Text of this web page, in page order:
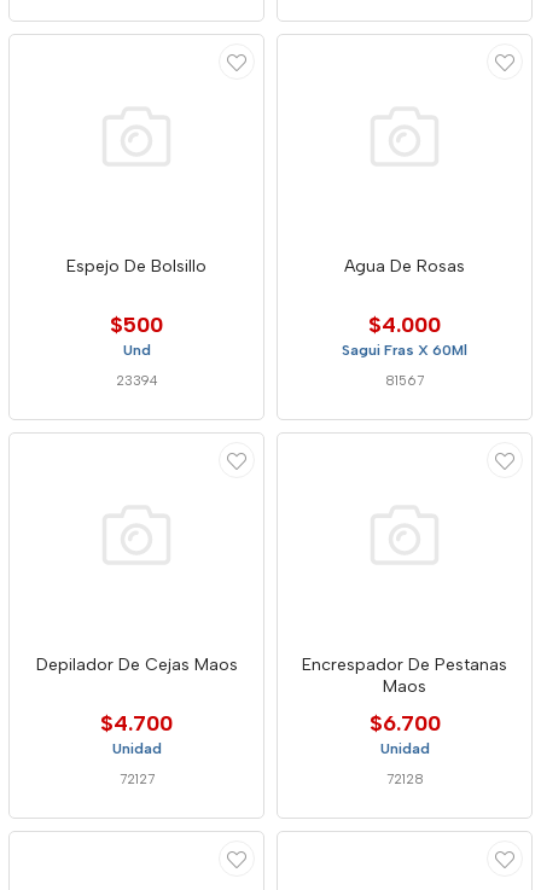
Espejo De Bolsillo
$500
Und
23394
Agua De Rosas
$4.000
Sagui Fras X 60Ml
81567
Depilador De Cejas Maos
$4.700
Unidad
72127
Encrespador De Pestanas
Maos
$6.700
Unidad
72128